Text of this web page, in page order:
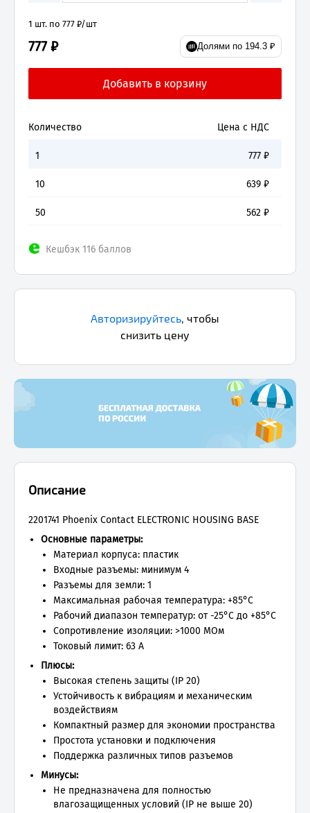
1 шт. по 777 ₽/шт
777 ₽ Долями по 194.3 ₽
Количество Цена с НДС
1 777 ₽
10 639 ₽
50 562 ₽
Кешбэк 116 баллов
Авторизируйтесь, чтобы
снизить цену
Описание
2201741 Phoenix Contact ELECTRONIC HOUSING BASE
Основные параметры:
Материал корпуса: пластик
Входные разъемы: минимум 4
Разъемы для земли: 1
Максимальная рабочая температура: +85°C
Рабочий диапазон температур: от -25°C до +85°C
Сопротивление изоляции: >1000 МОм
Токовый лимит: 63 A
Плюсы:
Высокая степень защиты (IP 20)
Устойчивость к вибрациям и механическим
воздействиям
Компактный размер для экономии пространства
Простота установки и подключения
Поддержка различных типов разъемов
Минусы:
Не предназначена для полностью
влагозащищенных условий (IP не выше 20)